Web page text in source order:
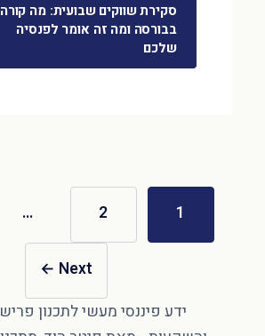
סקירת שווקים שבועית: מה קורה
בבורסה ומה זה אומר לפנסיה
שלכם
1
2
…
Next
←